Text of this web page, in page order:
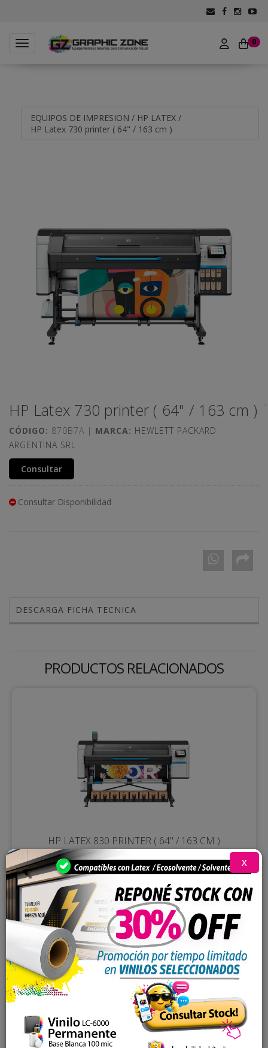
0
Toggle navigation
EQUIPOS DE IMPRESION / HP LATEX /
HP Latex 730 printer ( 64" / 163 cm )
HP Latex 730 printer ( 64" / 163 cm )
CÓDIGO: 870B7A | MARCA: HEWLETT PACKARD
ARGENTINA SRL
Consultar
Consultar Disponibilidad
DESCARGA FICHA TECNICA
PRODUCTOS RELACIONADOS
HP LATEX 830 PRINTER ( 64" / 163 CM )
Leer más
HP LATEX 630 ( 64" / 163 CM )
X